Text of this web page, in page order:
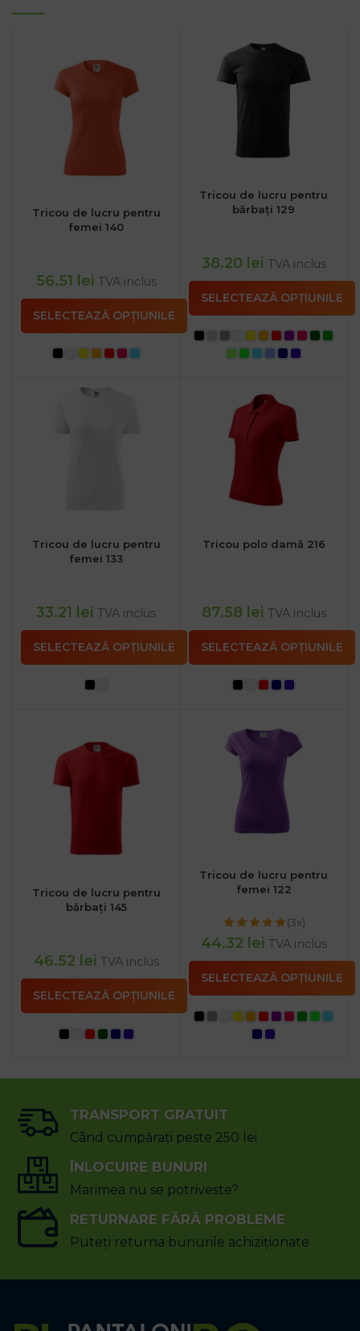
Tricou de lucru pentru
femei 140
56.51 lei TVA inclus
SELECTEAZĂ OPȚIUNILE
Tricou de lucru pentru
bărbați 129
38.20 lei TVA inclus
SELECTEAZĂ OPȚIUNILE
Tricou de lucru pentru
femei 133
33.21 lei TVA inclus
SELECTEAZĂ OPȚIUNILE
Tricou polo damă 216
87.58 lei TVA inclus
SELECTEAZĂ OPȚIUNILE
Tricou de lucru pentru
bărbați 145
46.52 lei TVA inclus
SELECTEAZĂ OPȚIUNILE
Tricou de lucru pentru
femei 122
(3x)
44.32 lei TVA inclus
SELECTEAZĂ OPȚIUNILE
TRANSPORT GRATUIT
Când cumpărați peste 250 lei
ÎNLOCUIRE BUNURI
Marimea nu se potriveste?
RETURNARE FĂRĂ PROBLEME
Puteți returna bunurile achiziționate